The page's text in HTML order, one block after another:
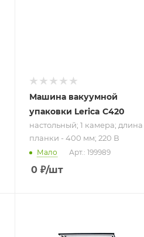
Машина вакуумной
упаковки Lerica C420
настольный; 1 камера; длина
планки - 400 мм; 220 В
Мало Арт.: 199989
0 ₽/шт